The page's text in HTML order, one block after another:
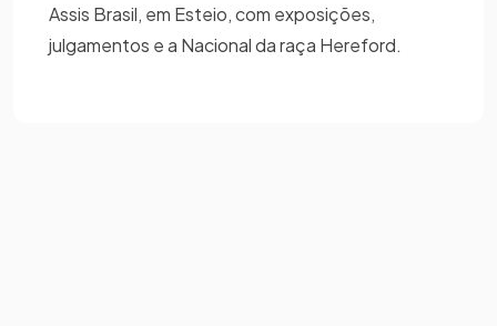
Assis Brasil, em Esteio, com exposições,
julgamentos e a Nacional da raça Hereford.